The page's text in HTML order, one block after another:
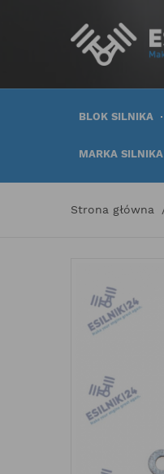
BLOK SILNIKA
MARKA SILNIKA
Strona główna